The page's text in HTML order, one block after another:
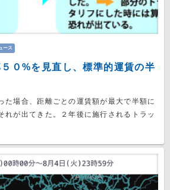
ース
０%を見直し、標準的運賃の半
た場合、距離ごとの運賃額が最大で半額に
れが出てきた。２年後に施行されるトラッ